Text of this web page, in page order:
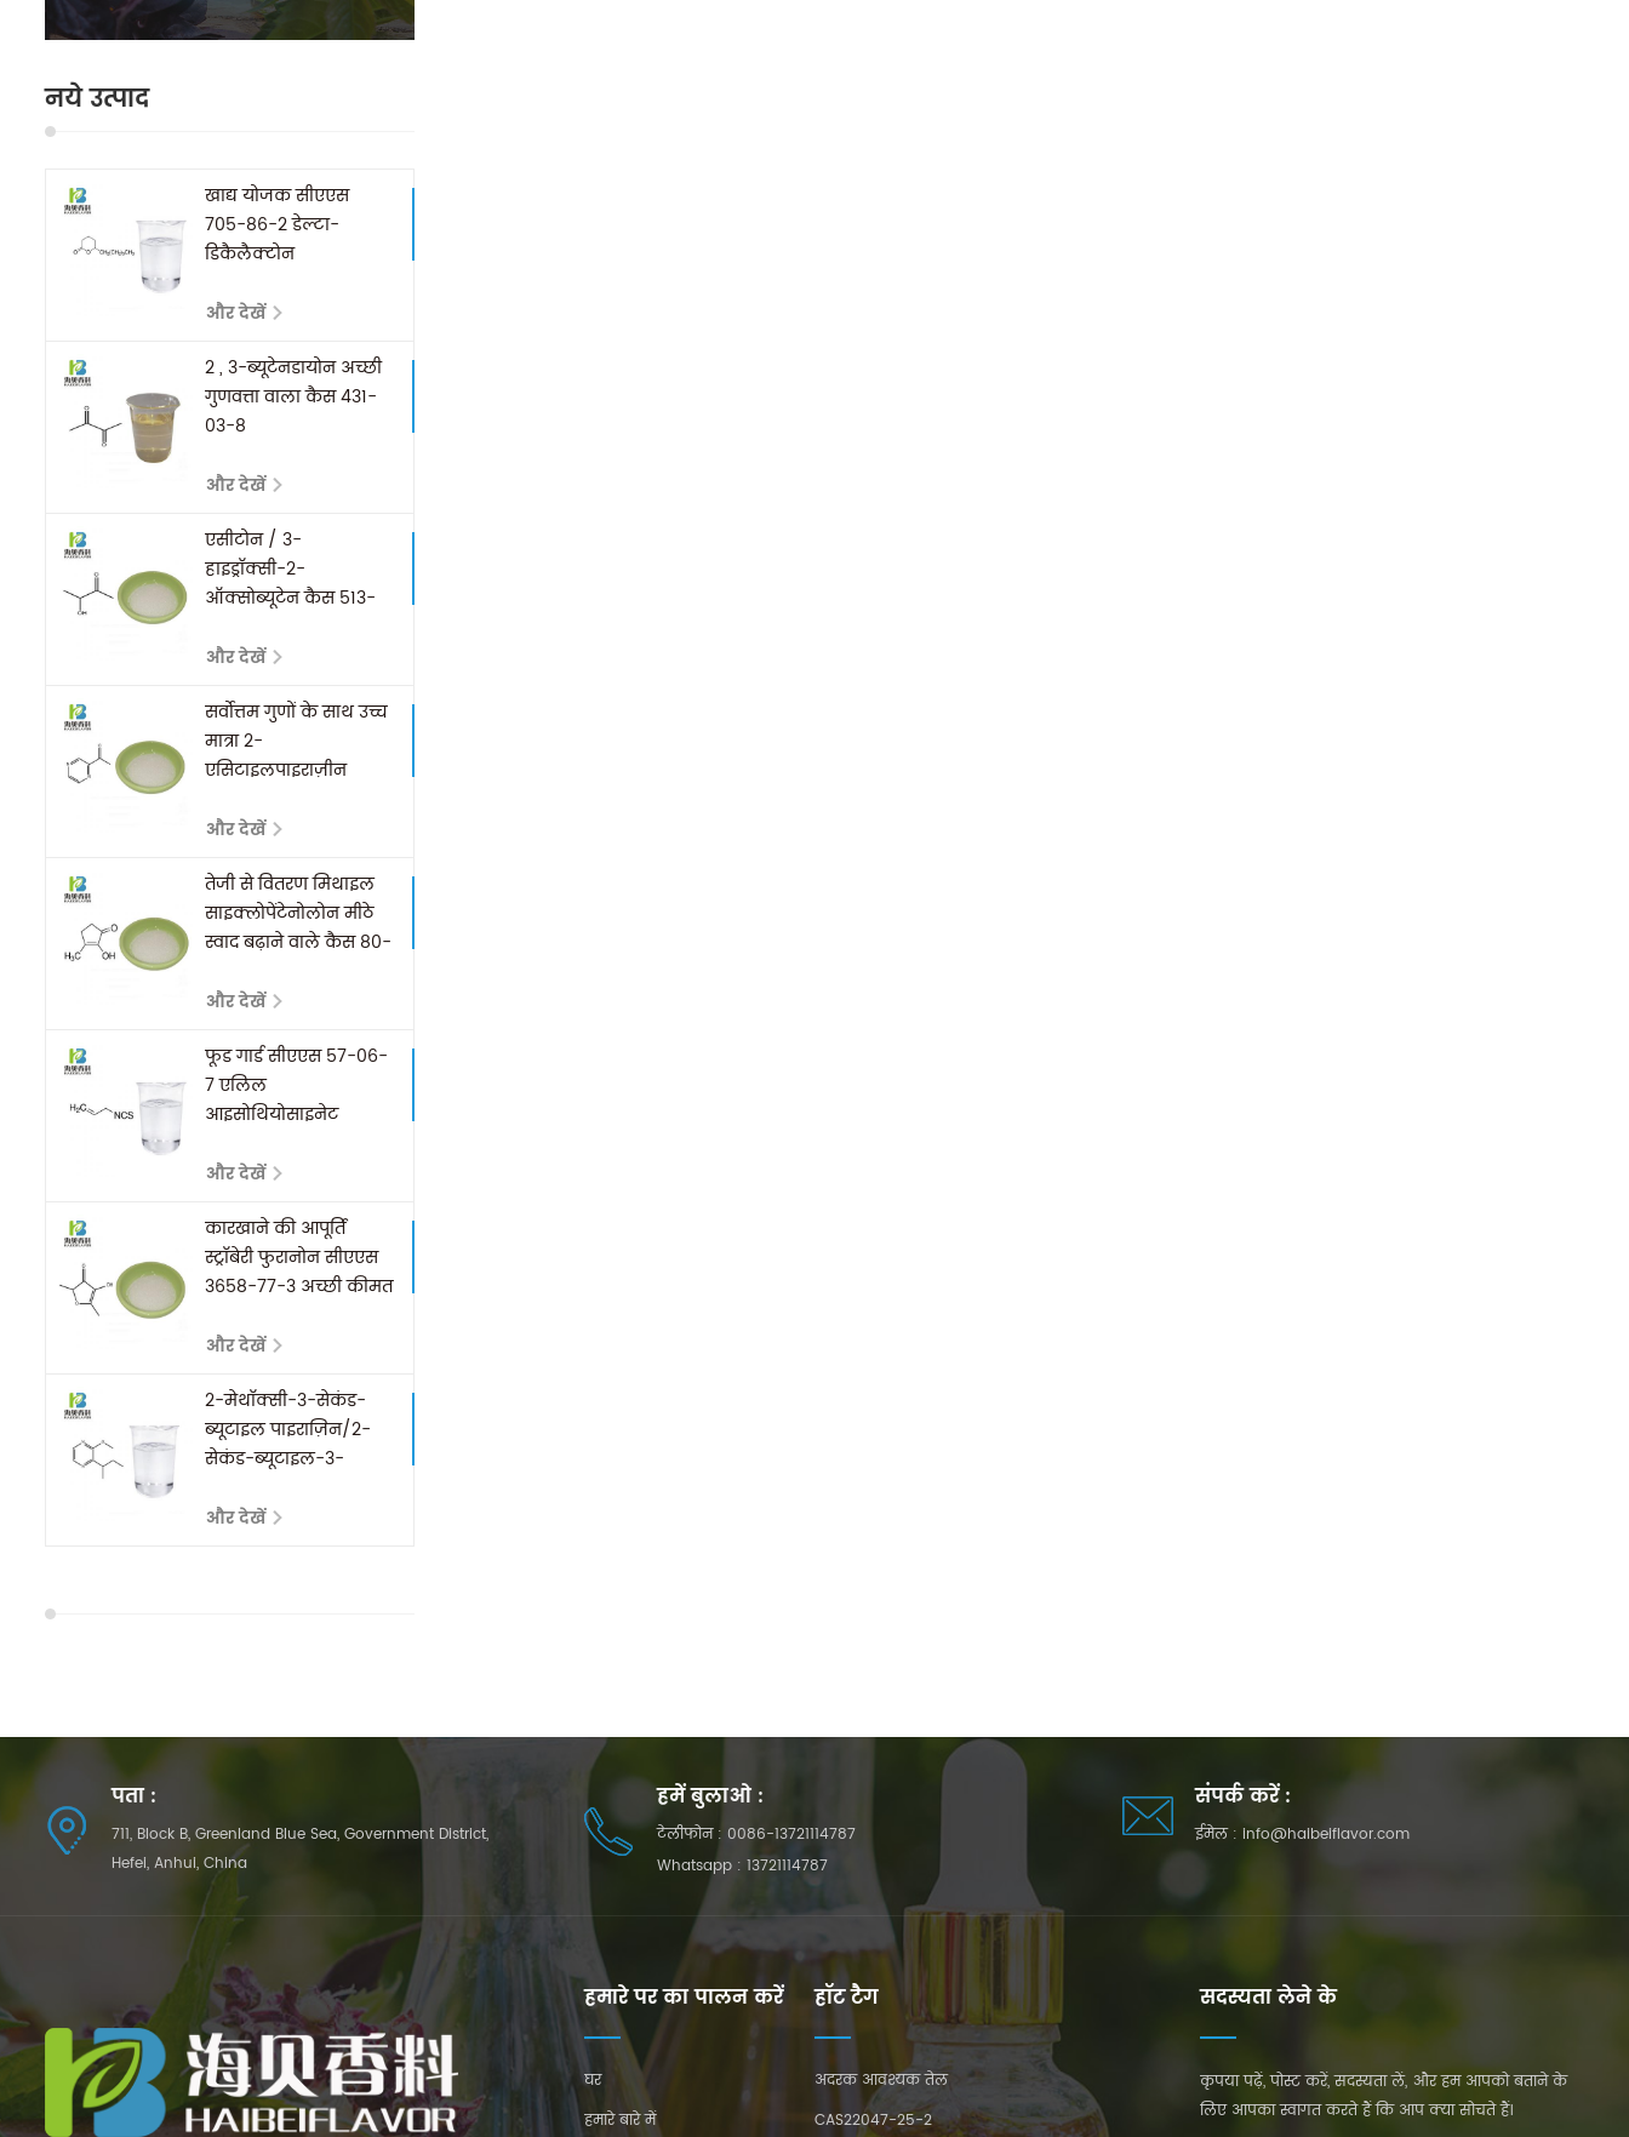
नये उत्पाद
खाद्य योजक सीएएस
705-86-2 डेल्टा-
डिकैलैक्टोन
और देखें
2 , 3-ब्यूटेनडायोन अच्छी
गुणवत्ता वाला कैस 431-
03-8
और देखें
एसीटोन / 3-
हाइड्रॉक्सी-2-
ऑक्सोब्यूटेन कैस 513-
और देखें
सर्वोत्तम गुणों के साथ उच्च
मात्रा 2-
एसिटाइलपाइराज़ीन
और देखें
तेजी से वितरण मिथाइल
साइक्लोपेंटेनोलोन मीठे
स्वाद बढ़ाने वाले कैस 80-
और देखें
फूड गार्ड सीएएस 57-06-
7 एलिल
आइसोथियोसाइनेट
और देखें
कारखाने की आपूर्ति
स्ट्रॉबेरी फुरानोन सीएएस
3658-77-3 अच्छी कीमत
और देखें
2-मेथॉक्सी-3-सेकंड-
ब्यूटाइल पाइराज़िन/2-
सेकंड-ब्यूटाइल-3-
24168-70-5
और देखें
पता :
711, Block B, Greenland Blue Sea, Government District,
Hefei, Anhui, China
हमें बुलाओ :
टेलीफोन : 0086-13721114787
Whatsapp : 13721114787
संपर्क करें :
ईमेल : info@haibeiflavor.com
हमारे पर का पालन करें
घर
हमारे बारे में
हॉट टैग
अदरक आवश्यक तेल
CAS22047-25-2
सदस्यता लेने के
कृपया पढ़ें, पोस्ट करें, सदस्यता लें, और हम आपको बताने के
लिए आपका स्वागत करते हैं कि आप क्या सोचते हैं।